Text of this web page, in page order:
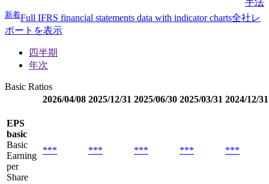
手法
新着Full IFRS financial statements data with indicator charts全社レ
ポートを表示
四半期
年次
Basic Ratios
2026/04/08 2025/12/31 2025/06/30 2025/03/31 2024/12/31
EPS
basic
Basic
Earning
per
Share
*** *** *** *** ***